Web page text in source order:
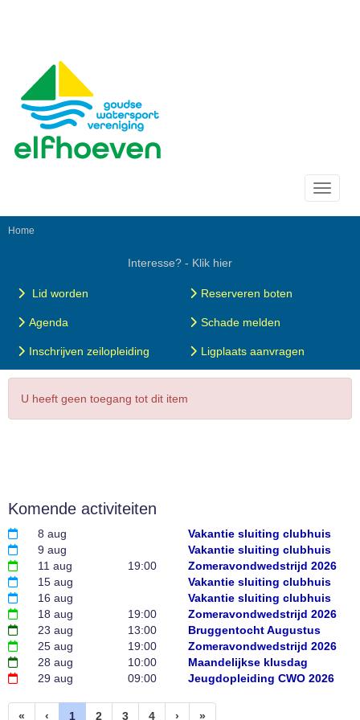
Toggle
Home
Interesse? - Klik hier
Lid worden Reserveren boten
Agenda Schade melden
Inschrijven zeilopleiding Ligplaats aanvragen
U heeft geen toegang tot dit item
Komende activiteiten
8 aug
Vakantie sluiting clubhuis
9 aug
Vakantie sluiting clubhuis
11 aug
19:00
Zomeravondwedstrijd 2026
15 aug
Vakantie sluiting clubhuis
16 aug
Vakantie sluiting clubhuis
18 aug
19:00
Zomeravondwedstrijd 2026
23 aug
13:00
Bruggentocht Augustus
25 aug
19:00
Zomeravondwedstrijd 2026
28 aug
10:00
Maandelijkse klusdag
29 aug
09:00 Jeugdopleiding CWO 2026
« ‹ 1 (huidige)
2 3 4 › »